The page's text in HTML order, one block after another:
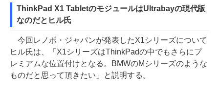
ThinkPad X1 TabletのモジュールはUltrabayの現代版
なのだとヒル氏
今回レノボ・ジャパンが発表したX1シリーズについて
ヒル氏は、「X1シリーズはThinkPadの中でもさらにプ
レミアムな位置付けとなる。BMWのMシリーズのような
ものだと思って頂きたい」と説明する。